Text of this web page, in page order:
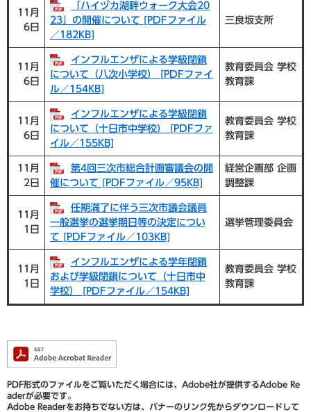
11月
6日
「ハイヅカ湖畔ウォーク大会20
23」の開催について [PDFファイル
／182KB]
三良坂支所
11月
6日
インフルエンザによる学級閉鎖
について（八次小学校） [PDFファイ
ル／154KB]
教育委員会 学校
教育課
11月
6日
インフルエンザによる学級閉鎖
について（十日市中学校） [PDFファ
イル／155KB]
教育委員会 学校
教育課
11月
2日
第4回三次市総合計画審議会の開
催について [PDFファイル／95KB]
経営企画部 企画
調整課
11月
1日
任期満了に伴う三次市議会議員
一般選挙の選挙期日等の決定につい
て [PDFファイル／103KB]
選挙管理委員会
11月
1日
インフルエンザによる学年閉鎖
および学級閉鎖について（十日市中
学校） [PDFファイル／154KB]
教育委員会 学校
教育課
PDF形式のファイルをご覧いただく場合には、Adobe社が提供するAdobe Re
aderが必要です。
Adobe Readerをお持ちでない方は、バナーのリンク先からダウンロードして